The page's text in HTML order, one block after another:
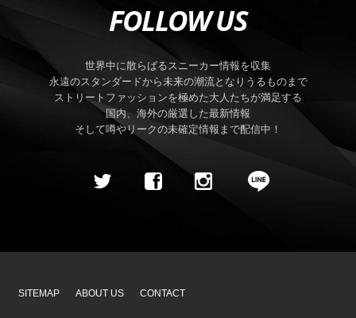
FOLLOW US
世界中に散らばるスニーカー情報を収集
永遠のスタンダードから未来の潮流となりうるものまで
ストリートファッションを極めた大人たちが満足する
国内、海外の厳選した最新情報
そして噂やリークの未確定情報まで配信中！
SITEMAP ABOUT US CONTACT